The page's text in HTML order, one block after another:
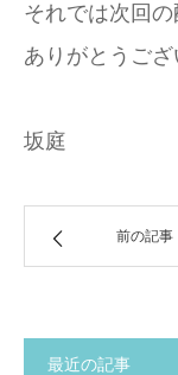
それでは次回の
ありがとうござ
坂庭
前の記事
最近の記事